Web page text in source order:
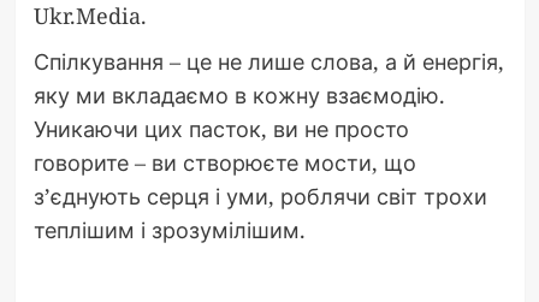
Ukr.Media.
Спілкування – це не лише слова, а й енергія,
яку ми вкладаємо в кожну взаємодію.
Уникаючи цих пасток, ви не просто
говорите – ви створюєте мости, що
з’єднують серця і уми, роблячи світ трохи
теплішим і зрозумілішим.